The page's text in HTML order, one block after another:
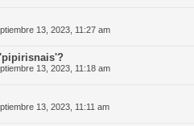
13, 2023, 11:27 am
13, 2023, 11:18 am
13, 2023, 11:11 am